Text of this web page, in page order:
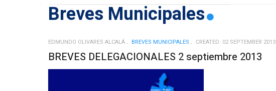
Breves Municipales
EDMUNDO OLIVARES ALCALÁ BREVES MUNICIPALES CREATED: 02 SEPTEMBER 2013
BREVES DELEGACIONALES 2 septiembre 2013